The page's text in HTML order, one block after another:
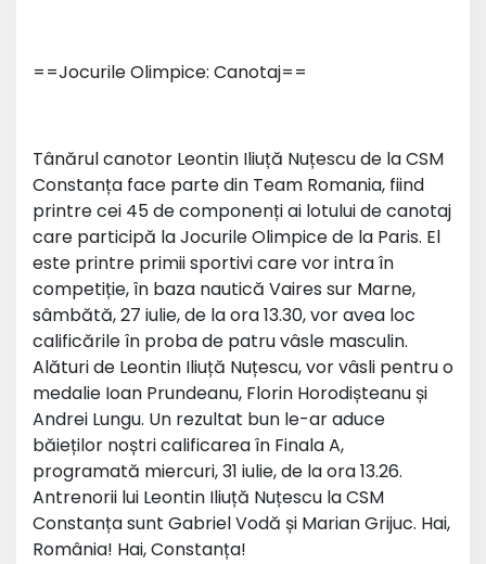
==Jocurile Olimpice: Canotaj==
Tânărul canotor Leontin Iliuță Nuțescu de la CSM
Constanța face parte din Team Romania, fiind
printre cei 45 de componenți ai lotului de canotaj
care participă la Jocurile Olimpice de la Paris. El
este printre primii sportivi care vor intra în
competiție, în baza nautică Vaires sur Marne,
sâmbătă, 27 iulie, de la ora 13.30, vor avea loc
calificările în proba de patru vâsle masculin.
Alături de Leontin Iliuță Nuțescu, vor vâsli pentru o
medalie Ioan Prundeanu, Florin Horodișteanu și
Andrei Lungu. Un rezultat bun le-ar aduce
băieților noștri calificarea în Finala A,
programată miercuri, 31 iulie, de la ora 13.26.
Antrenorii lui Leontin Iliuță Nuțescu la CSM
Constanța sunt Gabriel Vodă și Marian Grijuc. Hai,
România! Hai, Constanța!